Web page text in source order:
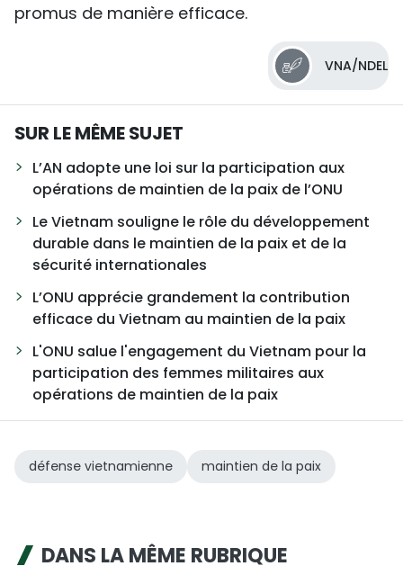
promus de manière efficace.
VNA/NDEL
SUR LE MÊME SUJET
L’AN adopte une loi sur la participation aux
opérations de maintien de la paix de l’ONU
Le Vietnam souligne le rôle du développement
durable dans le maintien de la paix et de la
sécurité internationales
L’ONU apprécie grandement la contribution
efficace du Vietnam au maintien de la paix
L'ONU salue l'engagement du Vietnam pour la
participation des femmes militaires aux
opérations de maintien de la paix
défense vietnamienne maintien de la paix
DANS LA MÊME RUBRIQUE